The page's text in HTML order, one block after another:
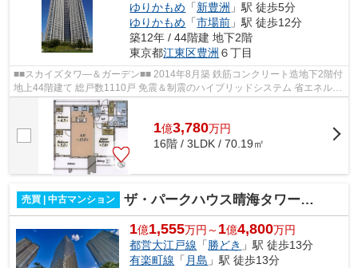
ゆりかもめ 「新豊洲 」駅 徒歩5分
ゆりかもめ 「市場前 」駅 徒歩12分
築12年 / 44階建 地下2階
東京都江東区豊洲 ６丁目
■■スカイズタワ―＆ガーデン■■ 2014年8月築 鉄筋コンクリート造地下2階付
地上44階建て 総戸数1110戸 免震＆制震のハイブリッドシステム 省エネルギ
1億3,780万円
16階 / 3LDK / 70.19㎡
売買 | 中古マンション ザ・パークハウス晴海タワーズ ティアロレジデンス
1億1,555万円～ 1億4,800万円
都営大江戸線 「 勝どき 」駅 徒歩13分
有楽町線 「 月島 」駅 徒歩13分